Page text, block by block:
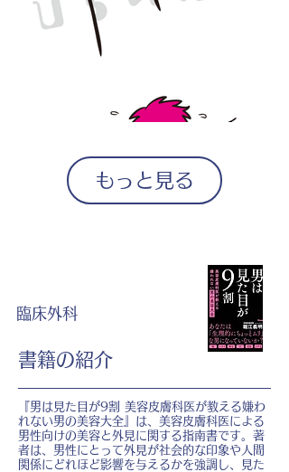
もっと見る
臨床外科
書籍の紹介
『男は見た目が9割 美容皮膚科医が教える嫌わ
れない男の美容大全』は、美容皮膚科医による
男性向けの美容と外見に関する指南書です。著
者は、男性にとって外見が社会的な印象や人間
関係にどれほど影響を与えるかを強調し、見た